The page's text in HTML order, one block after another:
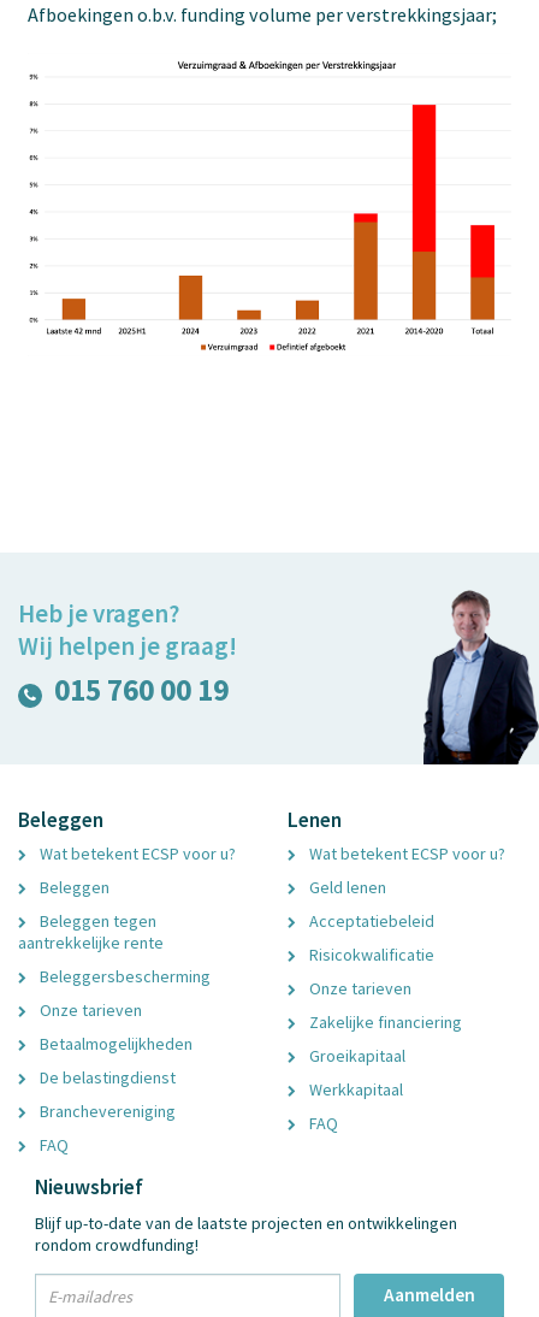
Afboekingen o.b.v. funding volume per verstrekkingsjaar;
Heb je vragen?
Wij helpen je graag!
015 760 00 19
Beleggen
Wat betekent ECSP voor u?
Beleggen
Beleggen tegen
aantrekkelijke rente
Beleggersbescherming
Onze tarieven
Betaalmogelijkheden
De belastingdienst
Branchevereniging
FAQ
Lenen
Wat betekent ECSP voor u?
Geld lenen
Acceptatiebeleid
Risicokwalificatie
Onze tarieven
Zakelijke financiering
Groeikapitaal
Werkkapitaal
FAQ
Nieuwsbrief
Blijf up-to-date van de laatste projecten en ontwikkelingen
rondom crowdfunding!
Email
Aanmelden